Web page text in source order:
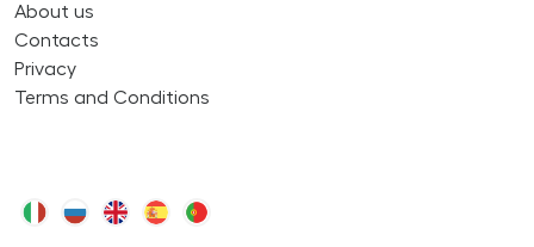
About us
Contacts
Privacy
Terms and Conditions